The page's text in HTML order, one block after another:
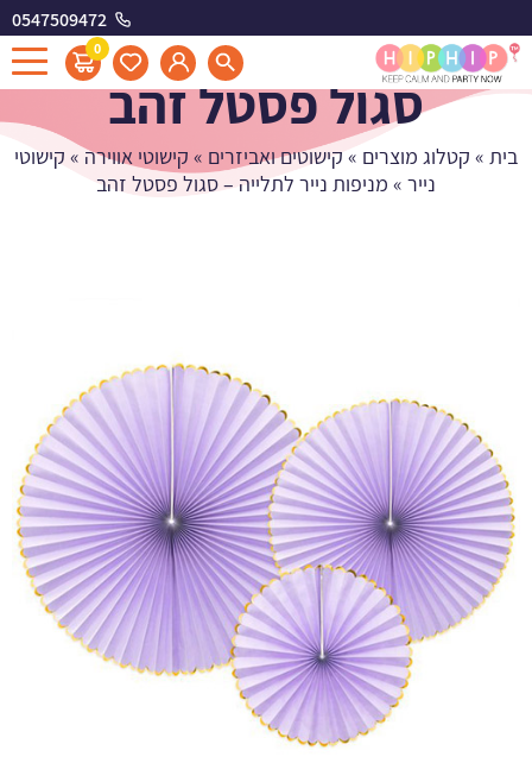
0547509472
0
מניפות נייר לתלייה -
סגול פסטל זהב
בית » קטלוג מוצרים » קישוטים ואביזרים » קישוטי אווירה» קישוטי
נייר » מניפות נייר לתלייה – סגול פסטל זהב